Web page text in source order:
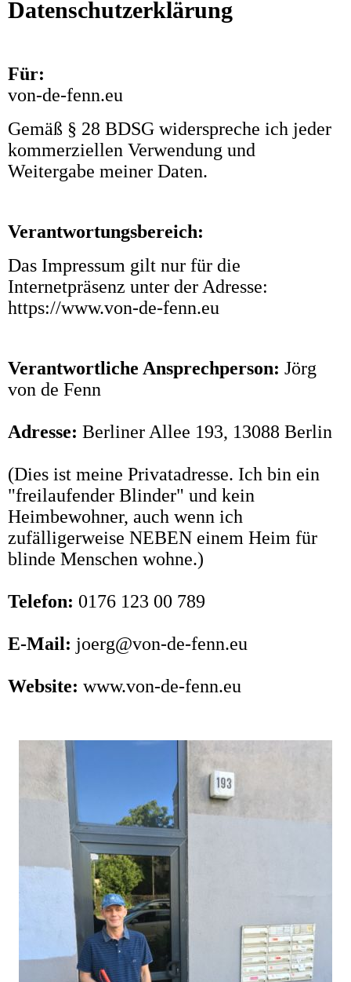
Datenschutzerklärung
Für:
von-de-fenn.eu
Gemäß § 28 BDSG widerspreche ich jeder
kommerziellen Verwendung und
Weitergabe meiner Daten.
Verantwortungsbereich:
Das Impressum gilt nur für die
Internetpräsenz unter der Adresse:
https://www.von-de-fenn.eu
Verantwortliche Ansprechperson: Jörg
von de Fenn
Adresse: Berliner Allee 193, 13088 Berlin
(Dies ist meine Privatadresse. Ich bin ein
"freilaufender Blinder" und kein
Heimbewohner, auch wenn ich
zufälligerweise NEBEN einem Heim für
blinde Menschen wohne.)
Telefon: 0176 123 00 789
E-Mail: joerg@von-de-fenn.eu
Website: www.von-de-fenn.eu